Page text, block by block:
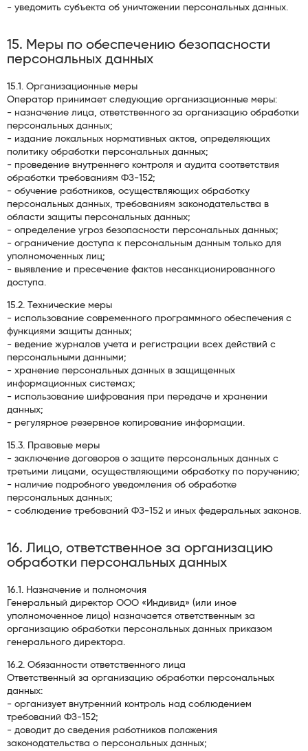
- уведомить субъекта об уничтожении персональных данных.
15. Меры по обеспечению безопасности
персональных данных
15.1. Организационные меры
Оператор принимает следующие организационные меры:
- назначение лица, ответственного за организацию обработки
персональных данных;
- издание локальных нормативных актов, определяющих
политику обработки персональных данных;
- проведение внутреннего контроля и аудита соответствия
обработки требованиям ФЗ-152;
- обучение работников, осуществляющих обработку
персональных данных, требованиям законодательства в
области защиты персональных данных;
- определение угроз безопасности персональных данных;
- ограничение доступа к персональным данным только для
уполномоченных лиц;
- выявление и пресечение фактов несанкционированного
доступа.
15.2. Технические меры
- использование современного программного обеспечения с
функциями защиты данных;
- ведение журналов учета и регистрации всех действий с
персональными данными;
- хранение персональных данных в защищенных
информационных системах;
- использование шифрования при передаче и хранении
данных;
- регулярное резервное копирование информации.
15.3. Правовые меры
- заключение договоров о защите персональных данных с
третьими лицами, осуществляющими обработку по поручению;
- наличие подробного уведомления об обработке
персональных данных;
- соблюдение требований ФЗ-152 и иных федеральных законов.
16. Лицо, ответственное за организацию
обработки персональных данных
16.1. Назначение и полномочия
Генеральный директор ООО «Индивид» (или иное
уполномоченное лицо) назначается ответственным за
организацию обработки персональных данных приказом
генерального директора.
16.2. Обязанности ответственного лица
Ответственный за организацию обработки персональных
данных:
- организует внутренний контроль над соблюдением
требований ФЗ-152;
- доводит до сведения работников положения
законодательства о персональных данных;